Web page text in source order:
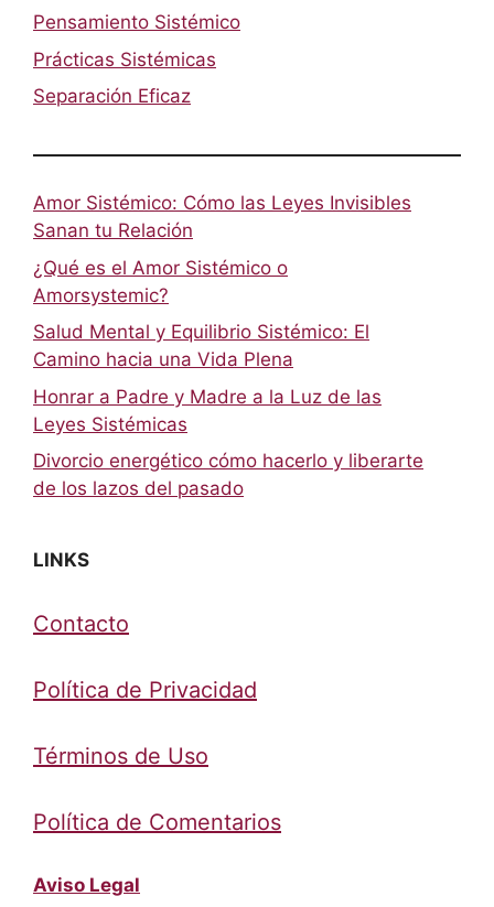
Pensamiento Sistémico
Prácticas Sistémicas
Separación Eficaz
Amor Sistémico: Cómo las Leyes Invisibles
Sanan tu Relación
¿Qué es el Amor Sistémico o
Amorsystemic?
Salud Mental y Equilibrio Sistémico: El
Camino hacia una Vida Plena
Honrar a Padre y Madre a la Luz de las
Leyes Sistémicas
Divorcio energético cómo hacerlo y liberarte
de los lazos del pasado
LINKS
Contacto
Política de Privacidad
Términos de Uso
Política de Comentarios
Aviso Legal